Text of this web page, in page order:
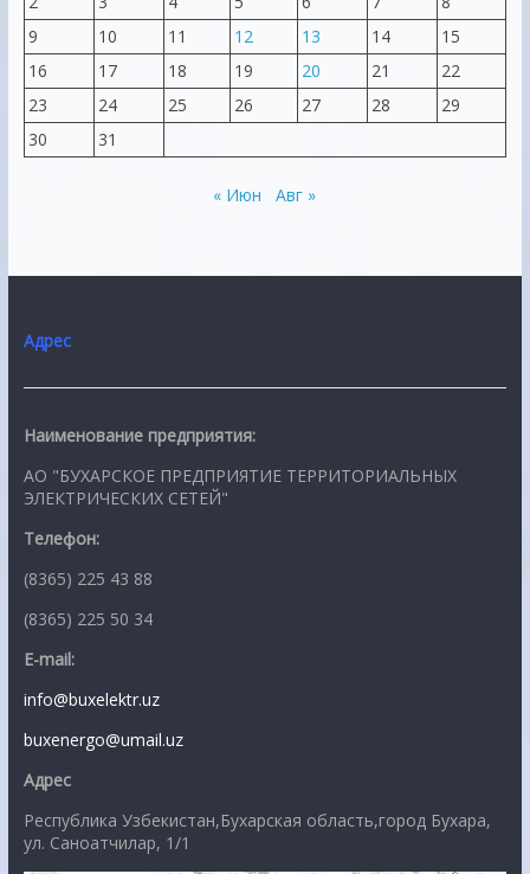
9
10 11 12 13 14
15
16
17 18 19 20 21
22
23
24 25 26 27 28
29
30
31
« Июн Авг »
Адрес
Наименование предприятия:
АО "БУХАРСКОЕ ПРЕДПРИЯТИЕ ТЕРРИТОРИАЛЬНЫХ
ЭЛЕКТРИЧЕСКИХ СЕТЕЙ"
Телефон:
(8365) 225 43 88
(8365) 225 50 34
E-mail:
info@buxelektr.uz
buxenergo@umail.uz
Адрес
Республика Узбекистан,Бухарская область,город Бухара,
ул. Саноатчилар, 1/1